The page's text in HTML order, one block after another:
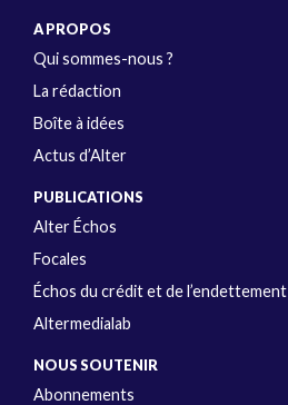
A PROPOS
Qui sommes-nous ?
La rédaction
Boîte à idées
Actus d’Alter
PUBLICATIONS
Alter Échos
Focales
Échos du crédit et de l’endettement
Altermedialab
NOUS SOUTENIR
Abonnements